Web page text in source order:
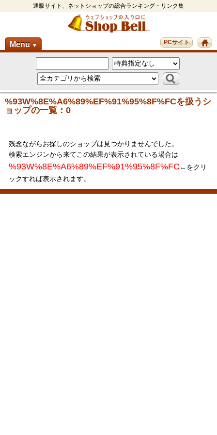
通販サイト、ネットショップの総合ランキング・リンク集
Menu ▼ PCサイト
%93W%8E%A6%89%EF%91%95%8F%FCを扱うシ
ョップの一覧：0
残念ながらお探しのショップは見つかりませんでした。
検索エンジンから来てこの結果が表示されている場合は
%93W%8E%A6%89%EF%91%95%8F%FC ←をクリ
ックすれば表示されます。